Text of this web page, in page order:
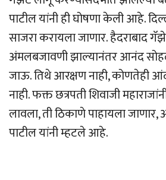
पाटील यांनी ही घोषणा केली आहे.
साजरा करायला जाणार. हैदराबाद
अंमलबजावणी झाल्यानंतर आनंद
जाऊ. तिथे आरक्षण नाही, कोणतेही
नाही. फक्त छत्रपती शिवाजी
लावला, ती ठिकाणे पाहायला
पाटील यांनी म्हटले आहे.